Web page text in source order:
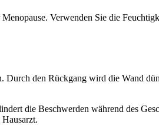
Verwenden Sie die
Durch den Rückgang wird die Wand
die Beschwerden während des